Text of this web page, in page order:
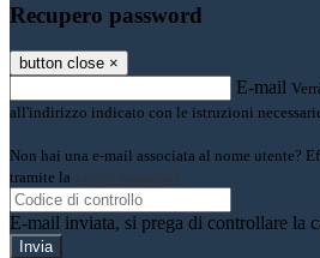
Recupero password
button close ×
E-mail
all'indirizzo indicato con le istruzioni
Non hai una e-mail associata al nome utente?
tramite la Login Spaggiari
E-mail inviata, si prega di controllare la